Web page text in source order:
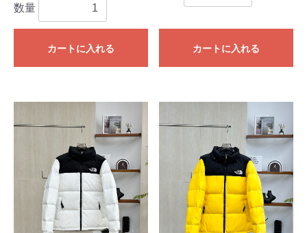
数量
カートに入れる カートに入れる